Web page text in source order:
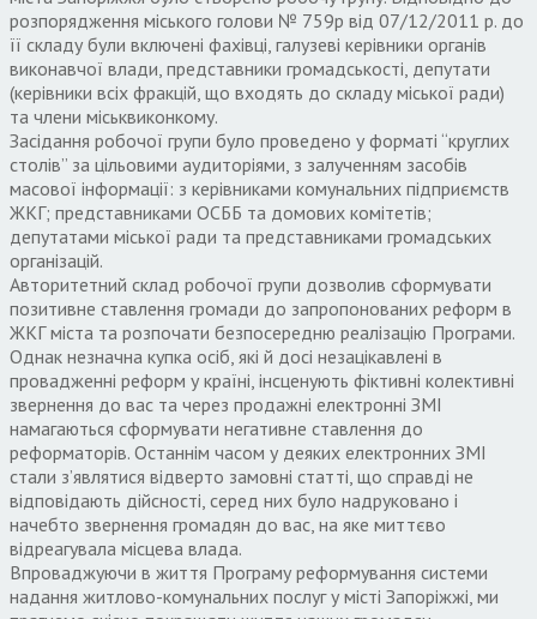
розпорядження міського голови № 759р від 07/12/2011 р. до
її складу були включені фахівці, галузеві керівники органів
виконавчої влади, представники громадськості, депутати
(керівники всіх фракцій, що входять до складу міської ради)
та члени міськвиконкому.
Засідання робочої групи було проведено у форматі “круглих
столів” за цільовими аудиторіями, з залученням засобів
масової інформації: з керівниками комунальних підприємств
ЖКГ; представниками ОСББ та домових комітетів;
депутатами міської ради та представниками громадських
організацій.
Авторитетний склад робочої групи дозволив сформувати
позитивне ставлення громади до запропонованих реформ в
ЖКГ міста та розпочати безпосередню реалізацію Програми.
Однак незначна купка осіб, які й досі незацікавлені в
провадженні реформ у країні, інсценують фіктивні колективні
звернення до вас та через продажні електронні ЗМІ
намагаються сформувати негативне ставлення до
реформаторів. Останнім часом у деяких електронних ЗМІ
стали з’являтися відверто замовні статті, що справді не
відповідають дійсності, серед них було надруковано і
начебто звернення громадян до вас, на яке миттєво
відреагувала місцева влада.
Впроваджуючи в життя Програму реформування системи
надання житлово-комунальних послуг у місті Запоріжжі, ми